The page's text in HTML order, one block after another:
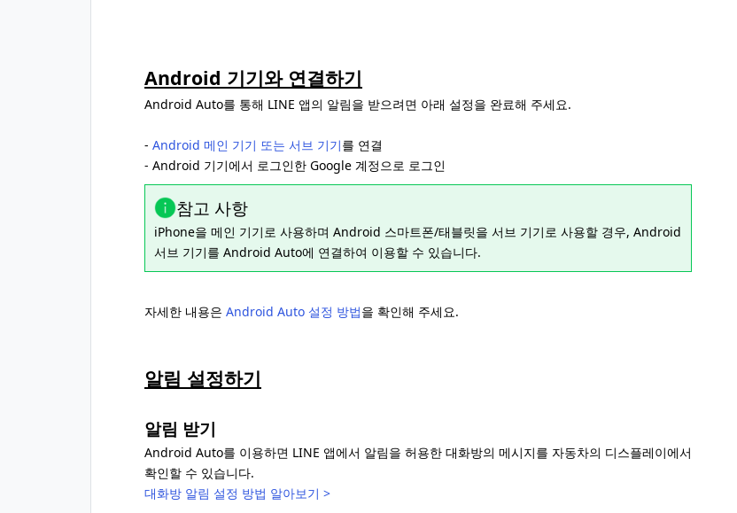
Android 기기와 연결하기
Android Auto를 통해 LINE 앱의 알림을 받으려면 아래 설정을 완료해 주세요.
- Android 메인 기기 또는 서브 기기를 연결
- Android 기기에서 로그인한 Google 계정으로 로그인
참고 사항
iPhone을 메인 기기로 사용하며 Android 스마트폰/태블릿을 서브 기기로 사용할 경우, Android
서브 기기를 Android Auto에 연결하여 이용할 수 있습니다.
자세한 내용은 Android Auto 설정 방법을 확인해 주세요.
알림 설정하기
알림 받기
Android Auto를 이용하면 LINE 앱에서 알림을 허용한 대화방의 메시지를 자동차의 디스플레이에서
확인할 수 있습니다.
대화방 알림 설정 방법 알아보기 >